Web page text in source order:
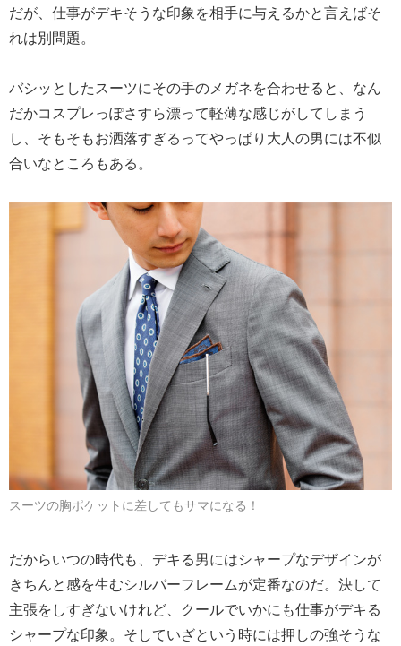
だが、仕事がデキそうな印象を相手に与えるかと言えばそ
れは別問題。
バシッとしたスーツにその手のメガネを合わせると、なん
だかコスプレっぽさすら漂って軽薄な感じがしてしまう
し、そもそもお洒落すぎるってやっぱり大人の男には不似
合いなところもある。
スーツの胸ポケットに差してもサマになる！
だからいつの時代も、デキる男にはシャープなデザインが
きちんと感を生むシルバーフレームが定番なのだ。決して
主張をしすぎないけれど、クールでいかにも仕事がデキる
シャープな印象。そしていざという時には押しの強そうな